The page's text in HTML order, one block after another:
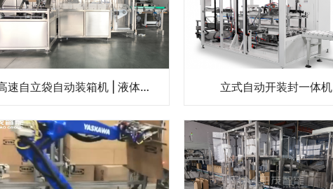
高速自立袋自动装箱机 | 液体食品、化妆品自立袋包装设备 | 袋装智能装箱解决方案 立式自动开装封一体机